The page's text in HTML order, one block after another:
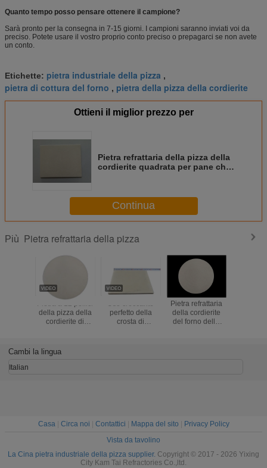
Quanto tempo posso pensare ottenere il campione?
Sarà pronto per la consegna in 7-15 giorni. I campioni saranno inviati voi da
preciso. Potete usare il vostro proprio conto preciso o prepagarci se non avete
un conto.
Etichette: pietra industriale della pizza ,
pietra di cottura del forno , pietra della pizza della cordierite
Ottieni il miglior prezzo per
Pietra refrattaria della pizza della
cordierite quadrata per pane che
Continua
Più Pietra refrattaria della pizza
Pietra a 12 pollici
della pizza della
cordierite di
pietra refrattaria
ad alta densità di
Uso croccante
perfetto della
crosta di
Pietra refrattaria
della cordierite
del forno della
Cambi la lingua
Italian
Casa| Circa noi Contattici Mappa del sito
Privacy Policy
Vista da tavolino
La Cina pietra industriale della pizza supplier. Copyright © 2017 - 2026 Yixing
City Kam Tai Refractories Co.,ltd.